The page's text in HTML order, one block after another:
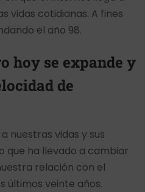
vidas cotidianas. A fines
el año 98.
hoy se expande y
de
nuestras vidas y sus
que ha llevado a cambiar
relación con el
últimos veinte años.